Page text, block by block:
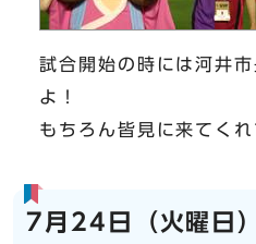
試合開始の時には河井
よ！
もちろん皆見に来てくれ
7月24日（火曜日）